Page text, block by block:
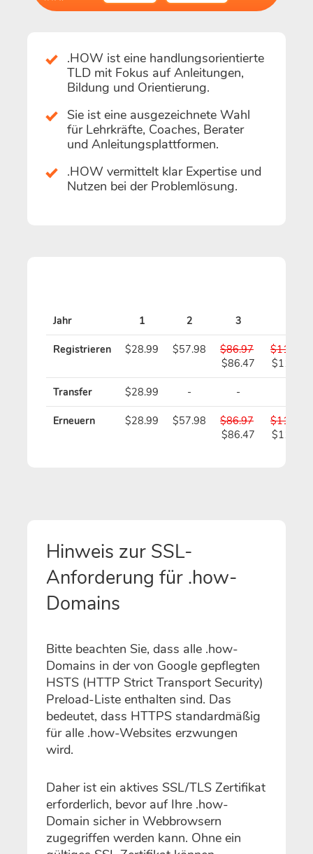
.HOW ist eine handlungsorientierte
TLD mit Fokus auf Anleitungen,
Bildung und Orientierung.
Sie ist eine ausgezeichnete Wahl
für Lehrkräfte, Coaches, Berater
und Anleitungsplattformen.
.HOW vermittelt klar Expertise und
Nutzen bei der Problemlösung.
Jahr 1 2 3
Registrieren $28.99 $57.98
$86.97
$86.47
$115.96
$114.96
Transfer $28.99 - -
Erneuern $28.99 $57.98
$86.97
$86.47
$115.96
$114.96
Hinweis zur SSL-
Anforderung für .how-
Domains
Bitte beachten Sie, dass alle .how-
Domains in der von Google gepflegten
HSTS (HTTP Strict Transport Security)
Preload-Liste enthalten sind. Das
bedeutet, dass HTTPS standardmäßig
für alle .how-Websites erzwungen
wird.
Daher ist ein aktives SSL/TLS Zertifikat
erforderlich, bevor auf Ihre .how-
Domain sicher in Webbrowsern
zugegriffen werden kann. Ohne ein